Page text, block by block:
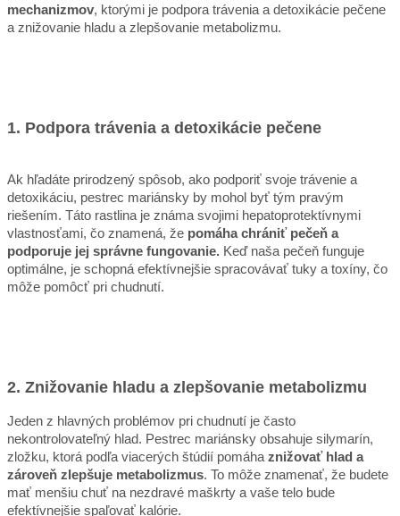
mechanizmov, ktorými je podpora trávenia a detoxikácie pečene
a znižovanie hladu a zlepšovanie metabolizmu.
1. Podpora trávenia a detoxikácie pečene
Ak hľadáte prirodzený spôsob, ako podporiť svoje trávenie a
detoxikáciu, pestrec mariánsky by mohol byť tým pravým
riešením. Táto rastlina je známa svojimi hepatoprotektívnymi
vlastnosťami, čo znamená, že pomáha chrániť pečeň a
podporuje jej správne fungovanie. Keď naša pečeň funguje
optimálne, je schopná efektívnejšie spracovávať tuky a toxíny, čo
môže pomôcť pri chudnutí.
2. Znižovanie hladu a zlepšovanie metabolizmu
Jeden z hlavných problémov pri chudnutí je často
nekontrolovateľný hlad. Pestrec mariánsky obsahuje silymarín,
zložku, ktorá podľa viacerých štúdií pomáha znižovať hlad a
zároveň zlepšuje metabolizmus. To môže znamenať, že budete
mať menšiu chuť na nezdravé maškrty a vaše telo bude
efektívnejšie spaľovať kalórie.